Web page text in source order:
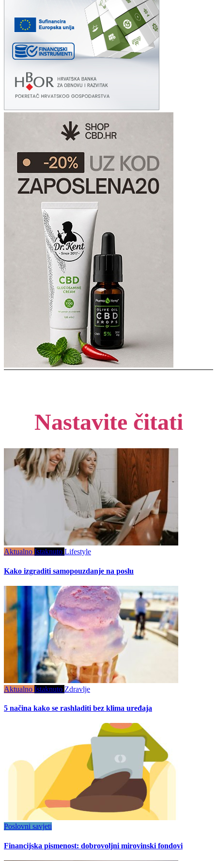
Nastavite čitati
Aktualno Istaknuto Lifestyle
Kako izgraditi samopouzdanje na poslu
Aktualno Istaknuto Zdravlje
5 načina kako se rashladiti bez klima uređaja
Poslovni savjeti
Financijska pismenost: dobrovoljni mirovinski fondovi